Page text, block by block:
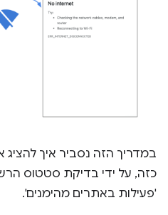
במדריך הזה נסביר איך
כזה, על ידי בדיקת סטטוס
'פעילות באתרים מהימנים'.